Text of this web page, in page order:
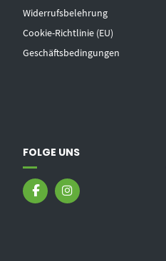
Widerrufsbelehrung
Cookie-Richtlinie (EU)
Geschäftsbedingungen
FOLGE UNS